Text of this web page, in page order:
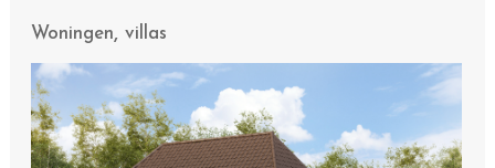
Woningen,villas